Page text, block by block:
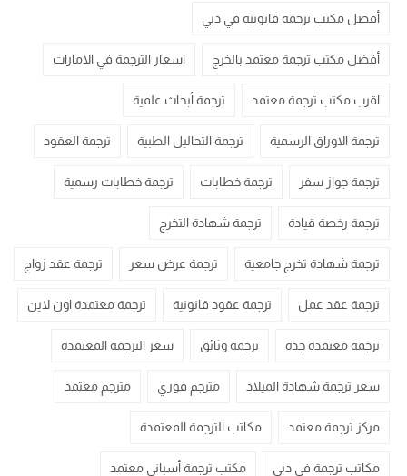
أفضل مكتب ترجمة قانونية في دبي
أفضل مكتب ترجمة معتمد بالخرج اسعار الترجمة في الامارات
اقرب مكتب ترجمة معتمد ترجمة أبحاث علمية
ترجمة الاوراق الرسمية ترجمة التحاليل الطبية ترجمة العقود
ترجمة جواز سفر ترجمة خطابات ترجمة خطابات رسمية
ترجمة رخصة قيادة ترجمة شهادة التخرج
ترجمة شهادة تخرج جامعية ترجمة عرض سعر ترجمة عقد زواج
ترجمة عقد عمل ترجمة عقود قانونية ترجمة معتمدة اون لاين
ترجمة معتمدة جدة ترجمة وثائق سعر الترجمة المعتمدة
سعر ترجمة شهادة الميلاد مترجم فوري مترجم معتمد
مركز ترجمة معتمد مكاتب الترجمة المعتمدة
مكاتب ترجمة في دبي مكتب ترجمة أسباني معتمد